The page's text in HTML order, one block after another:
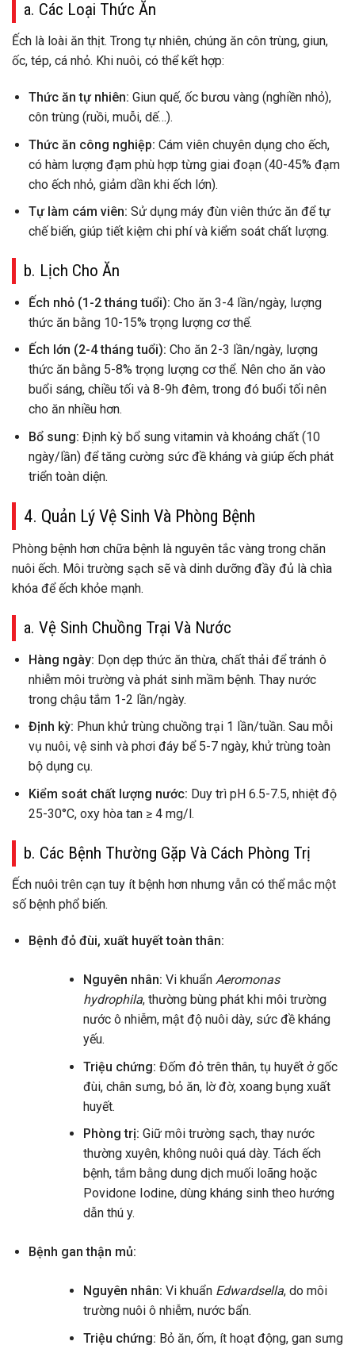
a. Các Loại Thức Ăn
Ếch là loài ăn thịt. Trong tự nhiên, chúng ăn côn trùng, giun,
ốc, tép, cá nhỏ. Khi nuôi, có thể kết hợp:
Thức ăn tự nhiên: Giun quế, ốc bươu vàng (nghiền nhỏ),
côn trùng (ruồi, muỗi, dế…).
Thức ăn công nghiệp: Cám viên chuyên dụng cho ếch,
có hàm lượng đạm phù hợp từng giai đoạn (40-45% đạm
cho ếch nhỏ, giảm dần khi ếch lớn).
Tự làm cám viên: Sử dụng máy đùn viên thức ăn để tự
chế biến, giúp tiết kiệm chi phí và kiểm soát chất lượng.
b. Lịch Cho Ăn
Ếch nhỏ (1-2 tháng tuổi): Cho ăn 3-4 lần/ngày, lượng
thức ăn bằng 10-15% trọng lượng cơ thể.
Ếch lớn (2-4 tháng tuổi): Cho ăn 2-3 lần/ngày, lượng
thức ăn bằng 5-8% trọng lượng cơ thể. Nên cho ăn vào
buổi sáng, chiều tối và 8-9h đêm, trong đó buổi tối nên
cho ăn nhiều hơn.
Bổ sung: Định kỳ bổ sung vitamin và khoáng chất (10
ngày/lần) để tăng cường sức đề kháng và giúp ếch phát
triển toàn diện.
4. Quản Lý Vệ Sinh Và Phòng Bệnh
Phòng bệnh hơn chữa bệnh là nguyên tắc vàng trong chăn
nuôi ếch. Môi trường sạch sẽ và dinh dưỡng đầy đủ là chìa
khóa để ếch khỏe mạnh.
a. Vệ Sinh Chuồng Trại Và Nước
Hàng ngày: Dọn dẹp thức ăn thừa, chất thải để tránh ô
nhiễm môi trường và phát sinh mầm bệnh. Thay nước
trong chậu tắm 1-2 lần/ngày.
Định kỳ: Phun khử trùng chuồng trại 1 lần/tuần. Sau mỗi
vụ nuôi, vệ sinh và phơi đáy bể 5-7 ngày, khử trùng toàn
bộ dụng cụ.
Kiểm soát chất lượng nước: Duy trì pH 6.5-7.5, nhiệt độ
25-30°C, oxy hòa tan ≥ 4 mg/l.
b. Các Bệnh Thường Gặp Và Cách Phòng Trị
Ếch nuôi trên cạn tuy ít bệnh hơn nhưng vẫn có thể mắc một
số bệnh phổ biến.
Bệnh đỏ đùi, xuất huyết toàn thân:
Nguyên nhân: Vi khuẩn Aeromonas
hydrophila, thường bùng phát khi môi trường
nước ô nhiễm, mật độ nuôi dày, sức đề kháng
yếu.
Triệu chứng: Đốm đỏ trên thân, tụ huyết ở gốc
đùi, chân sưng, bỏ ăn, lờ đờ, xoang bụng xuất
huyết.
Phòng trị: Giữ môi trường sạch, thay nước
thường xuyên, không nuôi quá dày. Tách ếch
bệnh, tắm bằng dung dịch muối loãng hoặc
Povidone Iodine, dùng kháng sinh theo hướng
dẫn thú y.
Bệnh gan thận mủ:
Nguyên nhân: Vi khuẩn Edwardsella, do môi
trường nuôi ô nhiễm, nước bẩn.
Triệu chứng: Bỏ ăn, ốm, ít hoạt động, gan sưng